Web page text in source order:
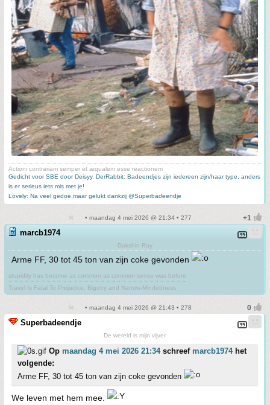
Actioni contrariam semper et æqualem esse reactionem
Gedicht voor SBE door Deisyy, DerRabbit: Badeendjes zijn iedereen zijn/haar type, anders
is er serieus iets mis met je!
Lovely: Na veel gedoe,maar gelukt dankzij @Superbadeendje
• maandag 4 mei 2026 @ 21:34 • 277
marcb1974
Dakshin Ray
Arme FF, 30 tot 45 ton van zijn coke gevonden
stupidity has become as common as common sense was before
~ ~ ~ ~ ~ ~ ~ ~ ~ ~ ~ ~ ~ ~ ~ ~ ~ ~ ~ ~ ~ ~ ~ ~ ~ ~ ~ ~ ~ ~ ~ ~ ~
Travel Is Fatal To Prejudice, Bigotry and Narrow-Mindedness
• maandag 4 mei 2026 @ 21:43 • 278
Superbadeendje
De wereld is mijn vijver
Op maandag 4 mei 2026 21:34schreef marcb1974het
volgende:
Arme FF, 30 tot 45 ton van zijn coke gevonden
We leven met hem mee.